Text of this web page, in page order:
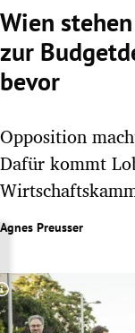
Untermenü
Untermenü
Untermenü
Untermenü
Untermenü
Wien
zur
bevor
Opposition
Dafür kommt
Agnes Preusser
Copyright-Hinweis